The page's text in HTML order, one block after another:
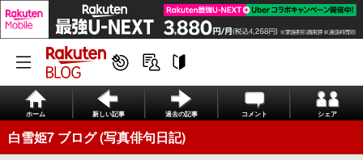
ホーム 新しい記事 過去の記事 コメント シェア
白雪姫7 ブログ (写真俳句日記)